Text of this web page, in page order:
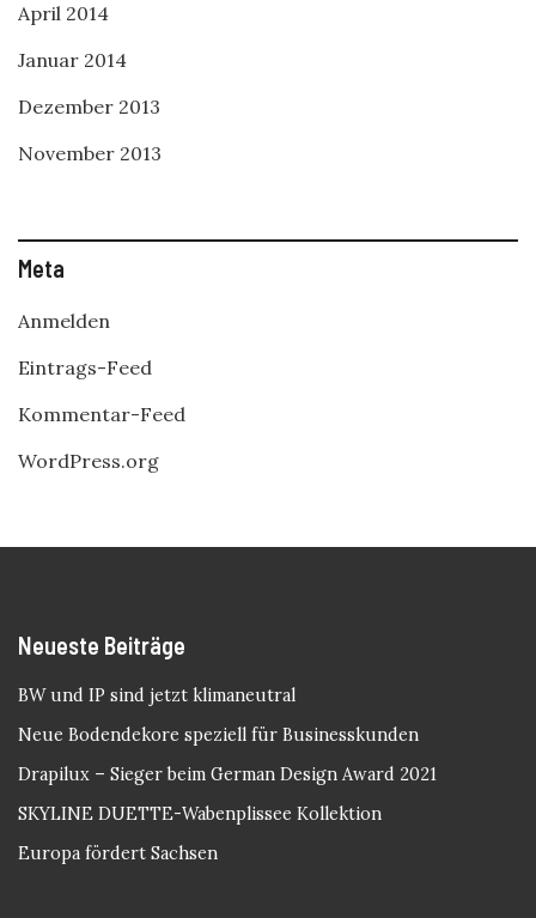
April 2014
Januar 2014
Dezember 2013
November 2013
Meta
Anmelden
Eintrags-Feed
Kommentar-Feed
WordPress.org
Neueste Beiträge
BW und IP sind jetzt klimaneutral
Neue Bodendekore speziell für Businesskunden
Drapilux – Sieger beim German Design Award 2021
SKYLINE DUETTE-Wabenplissee Kollektion
Europa fördert Sachsen